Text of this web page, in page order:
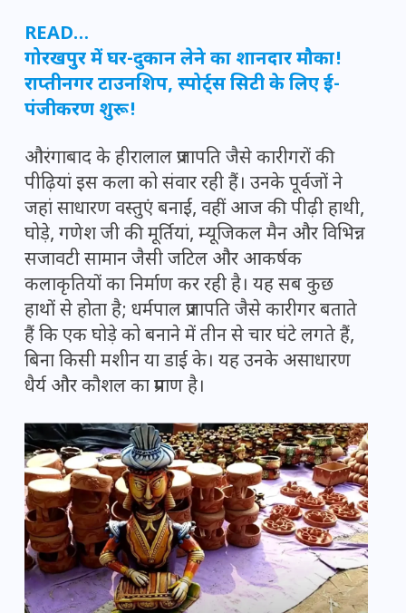
READ…
गोरखपुर में घर-दुकान लेने का शानदार मौका!
राप्तीनगर टाउनशिप, स्पोर्ट्स सिटी के लिए ई-
पंजीकरण शुरू!
औरंगाबाद के हीरालाल प्रजापति जैसे कारीगरों की
पीढ़ियां इस कला को संवार रही हैं। उनके पूर्वजों ने
जहां साधारण वस्तुएं बनाईं, वहीं आज की पीढ़ी हाथी,
घोड़े, गणेश जी की मूर्तियां, म्यूजिकल मैन और विभिन्न
सजावटी सामान जैसी जटिल और आकर्षक
कलाकृतियों का निर्माण कर रही है। यह सब कुछ
हाथों से होता है; धर्मपाल प्रजापति जैसे कारीगर बताते
हैं कि एक घोड़े को बनाने में तीन से चार घंटे लगते हैं,
बिना किसी मशीन या डाई के। यह उनके असाधारण
धैर्य और कौशल का प्रमाण है।